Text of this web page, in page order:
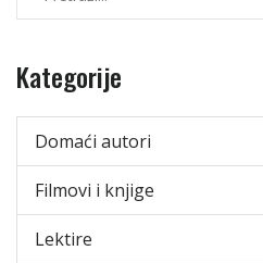
Kategorije
Domaći autori
Filmovi i knjige
Lektire